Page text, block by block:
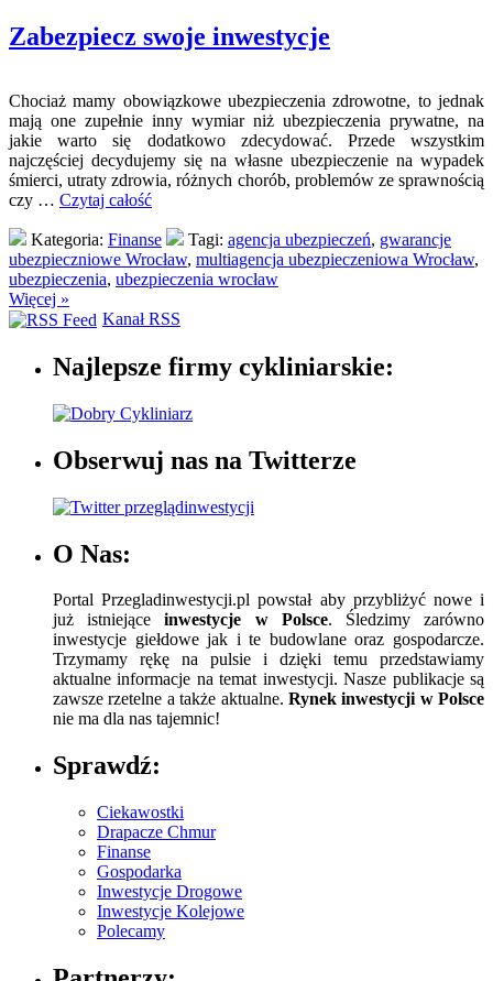
Zabezpiecz swoje inwestycje
Chociaż mamy obowiązkowe ubezpieczenia zdrowotne, to jednak
mają one zupełnie inny wymiar niż ubezpieczenia prywatne, na
jakie warto się dodatkowo zdecydować. Przede wszystkim
najczęściej decydujemy się na własne ubezpieczenie na wypadek
śmierci, utraty zdrowia, różnych chorób, problemów ze sprawnością
czy … Czytaj całość
Kategoria: Finanse Tagi: agencja ubezpieczeń, gwarancje
ubezpieczniowe Wrocław, multiagencja ubezpieczeniowa Wrocław,
ubezpieczenia, ubezpieczenia wrocław
Więcej »
Kanał RSS
Najlepsze firmy cykliniarskie:
Obserwuj nas na Twitterze
O Nas:
Portal Przegladinwestycji.pl powstał aby przybliżyć nowe i
już istniejąceinwestycje w Polsce. Śledzimy zarówno
inwestycje giełdowe jak i te budowlane oraz gospodarcze.
Trzymamy rękę na pulsie i dzięki temu przedstawiamy
aktualne informacje na temat inwestycji. Nasze publikacje są
zawsze rzetelne a także aktualne. Rynek inwestycji w Polsce
nie ma dla nas tajemnic!
Sprawdź:
Ciekawostki
Drapacze Chmur
Finanse
Gospodarka
Inwestycje Drogowe
Inwestycje Kolejowe
Polecamy